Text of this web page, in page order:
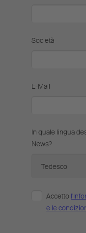
Società
E-Mail
In quale lingua
News?
Accetto
e le